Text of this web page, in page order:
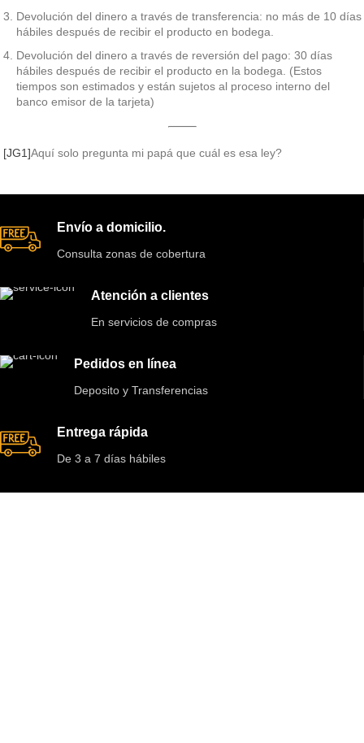
Devolución del dinero a través de transferencia: no más de 10 días
hábiles después de recibir el producto en bodega.
Devolución del dinero a través de reversión del pago: 30 días
hábiles después de recibir el producto en la bodega. (Estos
tiempos son estimados y están sujetos al proceso interno del
banco emisor de la tarjeta)
[JG1]Aquí solo pregunta mi papá que cuál es esa ley?
Envío a domicilio.
Consulta zonas de cobertura
Atención a clientes
En servicios de compras
Pedidos en línea
Deposito y Transferencias
Entrega rápida
De 3 a 7 días hábiles